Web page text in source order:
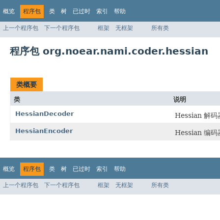
概览 程序包 类 树 已过时 索引 帮助
上一个程序包 下一个程序包 框架 无框架 所有类
程序包 org.noear.nami.coder.hessian
类概要
类
说明
HessianDecoder
Hessian 解码
HessianEncoder Hessian 编码
概览 程序包 类 树 已过时 索引 帮助
上一个程序包 下一个程序包 框架 无框架 所有类